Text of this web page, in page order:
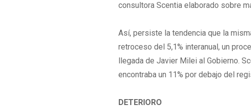
consultora Scentia elaborado sobre
Así, persiste la tendencia que la
retroceso del 5,1% interanual, un
llegada de Javier Milei al Gobierno.
encontraba un 11% por debajo del
DETERIORO